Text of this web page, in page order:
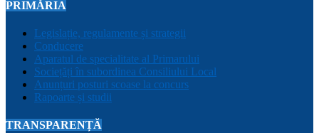
PRIMĂRIA
Legislație, regulamente și strategii
Conducere
Aparatul de specialitate al Primarului
Sociețăți în subordinea Consiliului Local
Anunțuri posturi scoase la concurs
Rapoarte și studii
TRANSPARENȚĂ